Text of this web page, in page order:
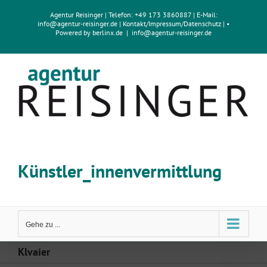
Agentur Reisinger| Telefon: +49 173 3860887 | E-Mail:
info@agentur-reisinger.de | Kontakt/Impressum/Datenschutz | •
Powered by berlinx.de | info@agentur-reisinger.de
Künstler_innenvermittlung
Gehe zu ...
Klvaier